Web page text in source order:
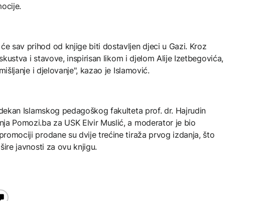
sav prihod od knjige biti dostavljen djeci u Gazi. Kroz
i stavove, inspirisan likom i djelom Alije Izetbegovića,
i djelovanje", kazao je Islamović.
Islamskog pedagoškog fakulteta prof. dr. Hajrudin
Pomozi.ba za USK Elvir Muslić, a moderator je bio
prodane su dvije trećine tiraža prvog izdanja, što
javnosti za ovu knjigu.